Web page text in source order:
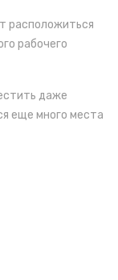
расположиться
рабочего
даже
еще много места